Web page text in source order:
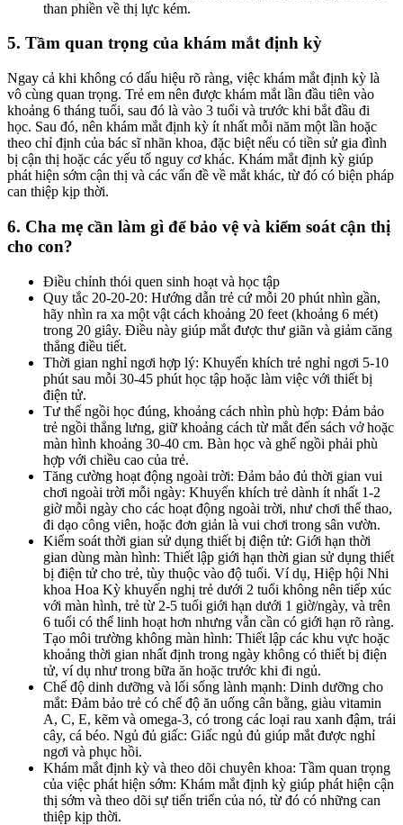
than phiền về thị lực kém.
5. Tầm quan trọng của khám mắt định kỳ
Ngay cả khi không có dấu hiệu rõ ràng, việc khám mắt định kỳ là
vô cùng quan trọng. Trẻ em nên được khám mắt lần đầu tiên vào
khoảng 6 tháng tuổi, sau đó là vào 3 tuổi và trước khi bắt đầu đi
học. Sau đó, nên khám mắt định kỳ ít nhất mỗi năm một lần hoặc
theo chỉ định của bác sĩ nhãn khoa, đặc biệt nếu có tiền sử gia đình
bị cận thị hoặc các yếu tố nguy cơ khác. Khám mắt định kỳ giúp
phát hiện sớm cận thị và các vấn đề về mắt khác, từ đó có biện pháp
can thiệp kịp thời.
6. Cha mẹ cần làm gì để bảo vệ và kiểm soát cận thị
cho con?
Điều chỉnh thói quen sinh hoạt và học tập
Quy tắc 20-20-20: Hướng dẫn trẻ cứ mỗi 20 phút nhìn gần,
hãy nhìn ra xa một vật cách khoảng 20 feet (khoảng 6 mét)
trong 20 giây. Điều này giúp mắt được thư giãn và giảm căng
thẳng điều tiết.
Thời gian nghỉ ngơi hợp lý: Khuyến khích trẻ nghỉ ngơi 5-10
phút sau mỗi 30-45 phút học tập hoặc làm việc với thiết bị
điện tử.
Tư thế ngồi học đúng, khoảng cách nhìn phù hợp: Đảm bảo
trẻ ngồi thẳng lưng, giữ khoảng cách từ mắt đến sách vở hoặc
màn hình khoảng 30-40 cm. Bàn học và ghế ngồi phải phù
hợp với chiều cao của trẻ.
Tăng cường hoạt động ngoài trời: Đảm bảo đủ thời gian vui
chơi ngoài trời mỗi ngày: Khuyến khích trẻ dành ít nhất 1-2
giờ mỗi ngày cho các hoạt động ngoài trời, như chơi thể thao,
đi dạo công viên, hoặc đơn giản là vui chơi trong sân vườn.
Kiểm soát thời gian sử dụng thiết bị điện tử: Giới hạn thời
gian dùng màn hình: Thiết lập giới hạn thời gian sử dụng thiết
bị điện tử cho trẻ, tùy thuộc vào độ tuổi. Ví dụ, Hiệp hội Nhi
khoa Hoa Kỳ khuyến nghị trẻ dưới 2 tuổi không nên tiếp xúc
với màn hình, trẻ từ 2-5 tuổi giới hạn dưới 1 giờ/ngày, và trên
6 tuổi có thể linh hoạt hơn nhưng vẫn cần có giới hạn rõ ràng.
Tạo môi trường không màn hình: Thiết lập các khu vực hoặc
khoảng thời gian nhất định trong ngày không có thiết bị điện
tử, ví dụ như trong bữa ăn hoặc trước khi đi ngủ.
Chế độ dinh dưỡng và lối sống lành mạnh: Dinh dưỡng cho
mắt: Đảm bảo trẻ có chế độ ăn uống cân bằng, giàu vitamin
A, C, E, kẽm và omega-3, có trong các loại rau xanh đậm, trái
cây, cá béo. Ngủ đủ giấc: Giấc ngủ đủ giúp mắt được nghỉ
ngơi và phục hồi.
Khám mắt định kỳ và theo dõi chuyên khoa: Tầm quan trọng
của việc phát hiện sớm: Khám mắt định kỳ giúp phát hiện cận
thị sớm và theo dõi sự tiến triển của nó, từ đó có những can
thiệp kịp thời.